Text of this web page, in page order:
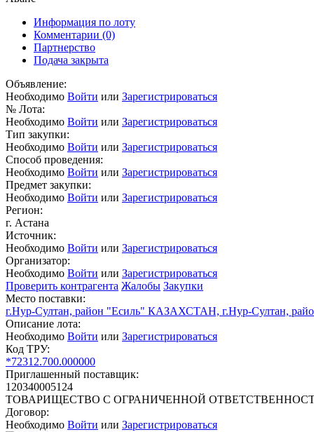
Информация по лоту
Комментарии (0)
Партнерство
Подача закрыта
Объявление:
Необходимо Войти или Зарегистрироваться
№ Лота:
Необходимо Войти или Зарегистрироваться
Тип закупки:
Необходимо Войти или Зарегистрироваться
Способ проведения:
Необходимо Войти или Зарегистрироваться
Предмет закупки:
Необходимо Войти или Зарегистрироваться
Регион:
г. Астана
Источник:
Необходимо Войти или Зарегистрироваться
Организатор:
Необходимо Войти или Зарегистрироваться
Проверить контрагента Жалобы Закупки
Место поставки:
г.Нур-Султан, район "Есиль" КАЗАХСТАН, г.Нур-Султан,
Описание лота:
Необходимо Войти или Зарегистрироваться
Код ТРУ:
*72312.700.000000
Приглашенный поставщик:
120340005124
ТОВАРИЩЕСТВО С ОГРАНИЧЕННОЙ
Договор:
Необходимо Войти или Зарегистрироваться